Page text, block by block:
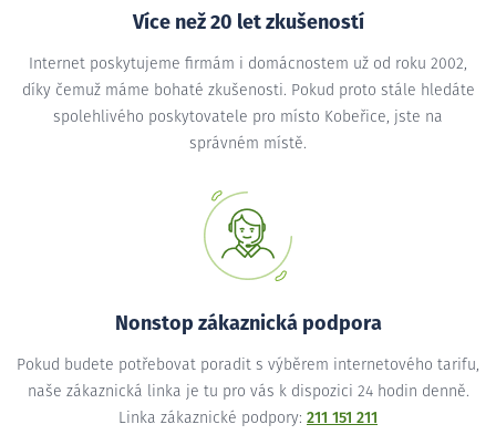
Více než 20 let zkušeností
Internet poskytujeme firmám i domácnostem už od roku 2002,
díky čemuž máme bohaté zkušenosti. Pokud proto stále hledáte
spolehlivého poskytovatele pro místo Kobeřice, jste na
správném místě.
Nonstop zákaznická podpora
Pokud budete potřebovat poradit s výběrem internetového tarifu,
naše zákaznická linka je tu pro vás k dispozici 24 hodin denně.
Linka zákaznické podpory: 211 151 211